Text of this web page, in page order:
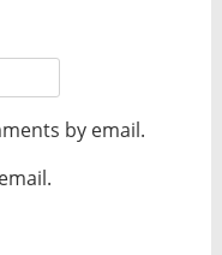
by email.